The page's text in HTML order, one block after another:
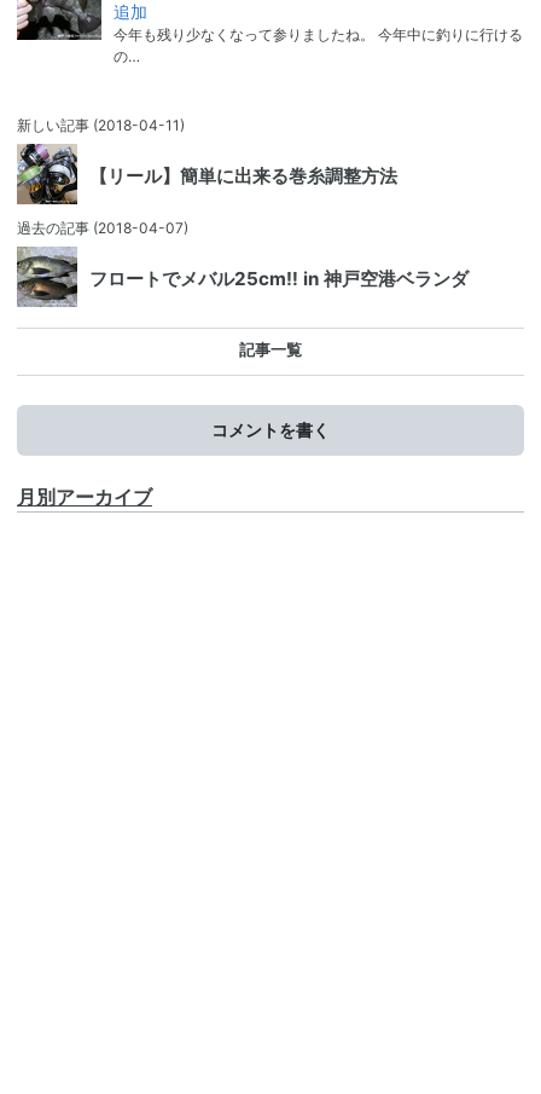
追加
今年も残り少なくなって参りましたね。 今年中に釣りに行ける
の…
新しい記事 (2018-04-11)
【リール】簡単に出来る巻糸調整方法
過去の記事 (2018-04-07)
フロートでメバル25cm‼ in 神戸空港ベランダ
記事一覧
コメントを書く
月別アーカイブ